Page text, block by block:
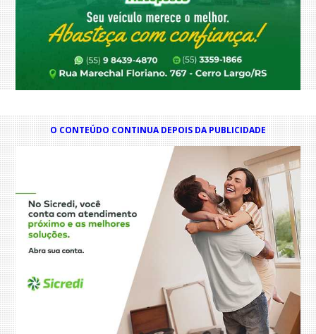
O CONTEÚDO CONTINUA DEPOIS DA PUBLICIDADE